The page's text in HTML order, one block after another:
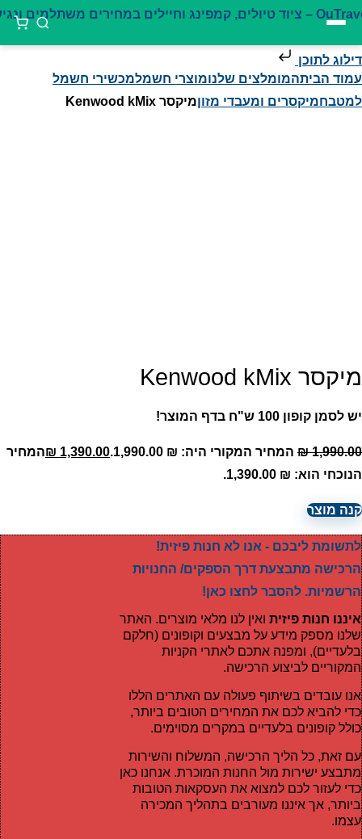
דילוג לתוכן
עמוד הביתהמומלצים שלנומוצרי חשמלמכשירי חשמל
למטבחמיקסרים ומעבדי מזוןמיקסר Kenwood kMix
מיקסר Kenwood kMix
יש לסמן קופון 100 ש"ח בדף המוצר!
₪1,990.00 המחיר המקורי היה: ₪ 1,990.00. ₪ 1,390.00
המחיר
הנוכחי הוא: ₪ 1,390.00.
קנה מוצר
לתשומת ליבכם - אנו לא חנות פיזית!
הרכישה מתבצעת דרך הספקים/ החנויות
הרשמיות. להסבר לחצו כאן!
איננו חנות פיזית ואין לנו מלאי מוצרים. האתר
שלנו מספק מידע על מבצעים וקופונים (חלקם
בלעדיים), ומפנה אתכם לאתרי הקניות
המקוריים לביצוע הרכישה.
אנו עובדים בשיתוף פעולה עם האתרים הללו
כדי להביא לכם את המחירים הטובים ביותר,
כולל קופונים בלעדיים במקרים מסוימים.
עם זאת, כל הליך הרכישה, המשלוח והשירות
מתבצע ישירות מול החנות המוכרת. אנחנו כאן
כדי לעזור לכם למצוא את העסקאות הטובות
ביותר, אך איננו מעורבים בתהליך המכירה
עצמו.